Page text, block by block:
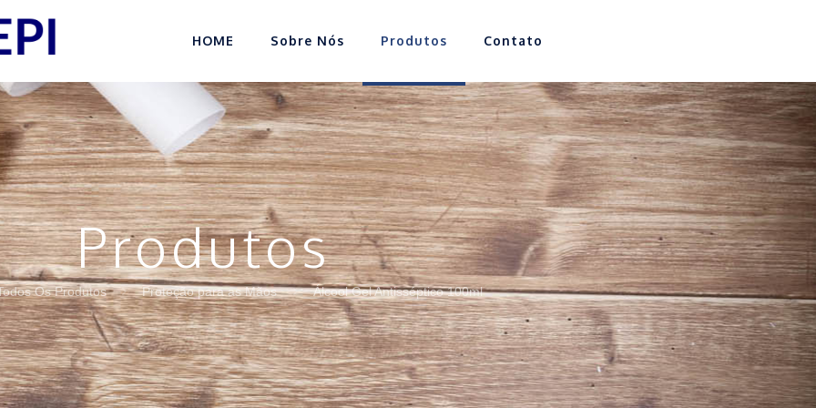
HOME Sobre Nós Produtos Contato
Produtos
Os Produtos Proteção para as Mãos Álcool Gel Antisséptico 100ml